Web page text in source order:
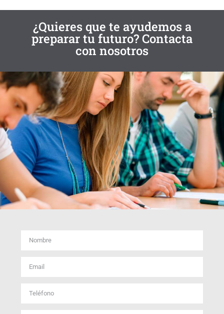
¿Quieres que te ayudemos a
preparar tu futuro? Contacta
con nosotros